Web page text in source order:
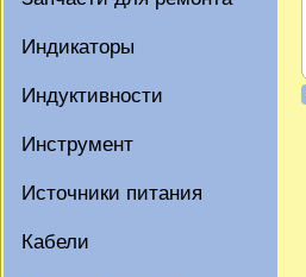
Индикаторы
Индуктивности
Инструмент
Источники питания
Кабели